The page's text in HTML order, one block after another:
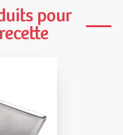
pour